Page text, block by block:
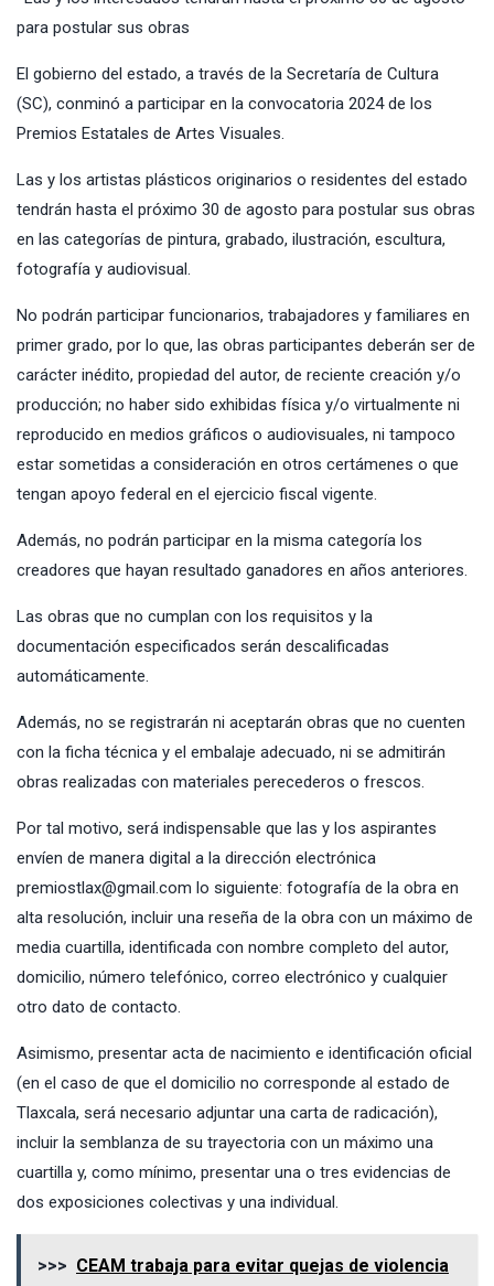
para postular sus obras
El gobierno del estado, a través de la Secretaría de Cultura
(SC), conminó a participar en la convocatoria 2024 de los
Premios Estatales de Artes Visuales.
Las y los artistas plásticos originarios o residentes del estado
tendrán hasta el próximo 30 de agosto para postular sus obras
en las categorías de pintura, grabado, ilustración, escultura,
fotografía y audiovisual.
No podrán participar funcionarios, trabajadores y familiares en
primer grado, por lo que, las obras participantes deberán ser de
carácter inédito, propiedad del autor, de reciente creación y/o
producción; no haber sido exhibidas física y/o virtualmente ni
reproducido en medios gráficos o audiovisuales, ni tampoco
estar sometidas a consideración en otros certámenes o que
tengan apoyo federal en el ejercicio fiscal vigente.
Además, no podrán participar en la misma categoría los
creadores que hayan resultado ganadores en años anteriores.
Las obras que no cumplan con los requisitos y la
documentación especificados serán descalificadas
automáticamente.
Además, no se registrarán ni aceptarán obras que no cuenten
con la ficha técnica y el embalaje adecuado, ni se admitirán
obras realizadas con materiales perecederos o frescos.
Por tal motivo, será indispensable que las y los aspirantes
envíen de manera digital a la dirección electrónica
premiostlax@gmail.com lo siguiente: fotografía de la obra en
alta resolución, incluir una reseña de la obra con un máximo de
media cuartilla, identificada con nombre completo del autor,
domicilio, número telefónico, correo electrónico y cualquier
otro dato de contacto.
Asimismo, presentar acta de nacimiento e identificación oficial
(en el caso de que el domicilio no corresponde al estado de
Tlaxcala, será necesario adjuntar una carta de radicación),
incluir la semblanza de su trayectoria con un máximo una
cuartilla y, como mínimo, presentar una o tres evidencias de
dos exposiciones colectivas y una individual.
>>> CEAM trabaja para evitar quejas de violencia